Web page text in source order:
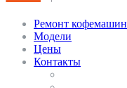
Ремонт кофемашин
Модели
Цены
Контакты